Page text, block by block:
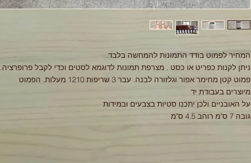
המחיר לפמוט בודד התמונות להמחשה בלבד.
ניתן לקנות כפריט או כסט . מצרפת תמונות לדוגמא לסטים וכדי לקבל פרופרציה.
פמוט קטן מחימר אפור וגלזורה לבנה. עבר 3 שריפות 1210 מעלות. הפמוט
מיוצרים בעבודת יד
על האובניים ולכן יתכנו סטיות בצבעים ובמידות
גובה 7 ס"מ רוחב 4.5 ס"מ